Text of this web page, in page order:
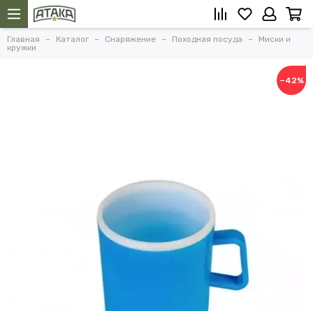
Главная Каталог Снаряжение Походная посуда
Миски и
кружки
−42%